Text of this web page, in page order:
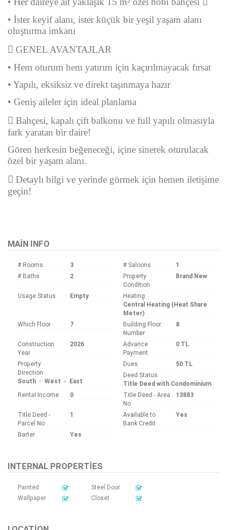
• İster keyif alanı, ister küçük bir yeşil yaşam alanı
oluşturma imkanı
 GENEL AVANTAJLAR
• Hem oturum hem yatırım için kaçırılmayacak fırsat
• Yapılı, eksiksiz ve direkt taşınmaya hazır
• Geniş aileler için ideal planlama
 Bahçesi, kapalı çift balkonu ve full yapılı olmasıyla
fark yaratan bir daire!
Gören herkesin beğeneceği, içine sinerek oturulacak
özel bir yaşam alanı.
 Detaylı bilgi ve yerinde görmek için hemen iletişime
geçin!
MAIN INFO
# Rooms 3 # Saloons
1
# Baths
2
Property
Condition
Brand New
Usage Status Empty
Heating
Central Heating (Heat Share
Meter)
Which Floor
7
Building Floor
Number
8
Construction
Year
2026
Advance
Payment
0 TL
Property
Direction
South
West East
Dues
50 TL
Deed Status
Title Deed with Condominium
Rental Income
0
Title Deed - Area
No
13883
Title Deed -
Parcel No
1
Available to
Bank Credit
Yes
Barter Yes
INTERNAL PROPERTIES
Painted
Steel Door
Wallpaper
Closet